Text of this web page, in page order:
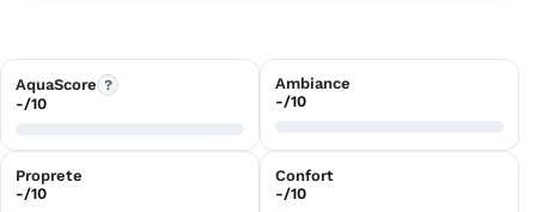
AquaScore ?
-/10
Ambiance
-/10
Proprete
-/10
Confort
-/10